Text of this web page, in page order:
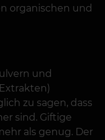
organischen und
und
zu sagen, dass
sind. Giftige
als genug. Der